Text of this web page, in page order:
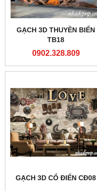
GẠCH 3D THUYỀN BIỂN
TB18
0902.328.809
GẠCH 3D CỔ ĐIỂN CĐ08